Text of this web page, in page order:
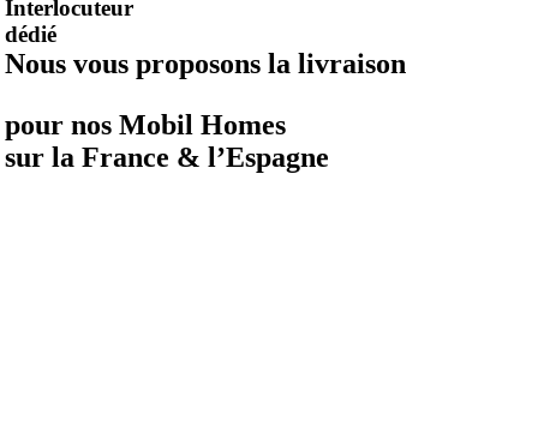
Interlocuteur
dédié
Nous vous proposons la livraison
pour nos Mobil Homes
sur la France & l’Espagne